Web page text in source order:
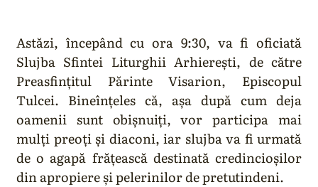
Astăzi, începând cu ora 9:30, va fi oficiată
Slujba Sfintei Liturghii Arhierești, de către
Preasfințitul Părinte Visarion, Episcopul
Tulcei. Bineînțeles că, așa după cum deja
oamenii sunt obișnuiți, vor participa mai
mulți preoți și diaconi, iar slujba va fi urmată
de o agapă frățească destinată credincioșilor
din apropiere și pelerinilor de pretutindeni.